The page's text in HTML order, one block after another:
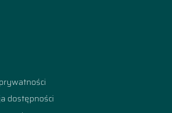
dostępności